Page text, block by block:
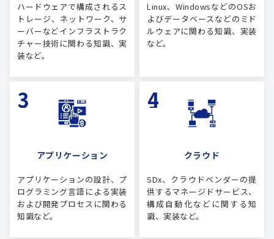
ハードウェアで構成されるス
トレージ、ネットワーク、サ
ーバーなどインフラストラク
チャー技術に関わる知識、実
装など。
Linux、WindowsなどのOSお
よびデータベースなどのミド
ルウェアに関わる知識、実装
など。
アプリケーション
アプリケーションの設計、プ
ログラミング言語による実装
および開発プロセスに関わる
知識など。
クラウド
SDx、クラウドベンダーの提
供するマネージドサービス、
構成自動化などに関する知
識、実装など。